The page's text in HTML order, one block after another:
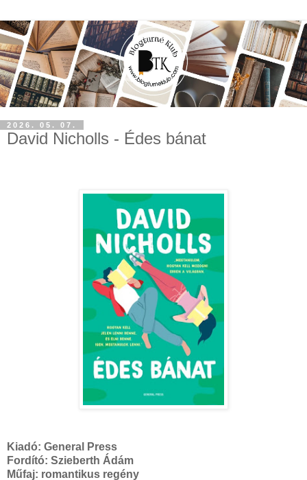
2026. 05. 07.
David Nicholls - Édes bánat
Kiadó: General Press
Fordító: Szieberth Ádám
Műfaj: romantikus regény